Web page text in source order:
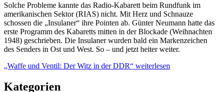
Solche Probleme kannte das Radio-Kabarett beim Rundfunk im
amerikanischen Sektor (RIAS) nicht. Mit Herz und Schnauze
schossen die „Insulaner“ ihre Pointen ab. Günter Neumann hatte das
erste Programm des Kabaretts mitten in der Blockade (Weihnachten
1948) geschrieben. Die Insulaner wurden bald ein Markenzeichen
des Senders in Ost und West. So – und jetzt heiter weiter.
„Waffe und Ventil: Der Witz in der DDR“ weiterlesen
Kategorien